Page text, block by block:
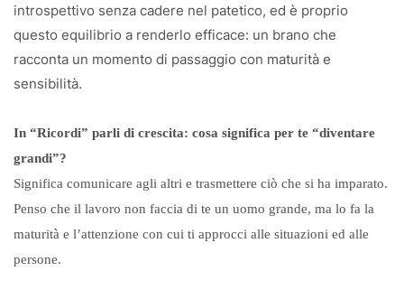
introspettivo senza cadere nel patetico, ed è proprio
questo equilibrio a renderlo efficace: un brano che
racconta un momento di passaggio con maturità e
sensibilità.
In “Ricordi” parli di crescita: cosa significa per te “diventare
grandi”?
Significa comunicare agli altri e trasmettere ciò che si ha imparato.
Penso che il lavoro non faccia di te un uomo grande, ma lo fa la
maturità e l’attenzione con cui ti approcci alle situazioni ed alle
persone.